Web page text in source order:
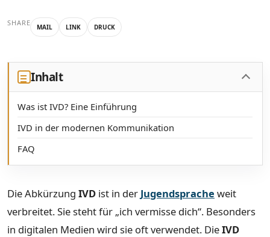
SHARE MAIL LINK DRUCK
Inhalt
Was ist IVD? Eine Einführung
IVD in der modernen Kommunikation
FAQ
Die Abkürzung IVD ist in der Jugendsprache weit
verbreitet. Sie steht für „ich vermisse dich“. Besonders
in digitalen Medien wird sie oft verwendet. DieIVD